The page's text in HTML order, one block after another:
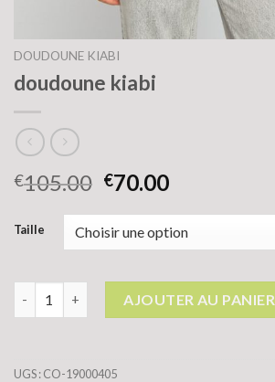
DOUDOUNE KIABI
doudoune kiabi
€105.00 €70.00
Taille
AJOUTER AU PANIER
UGS :CO-19000405